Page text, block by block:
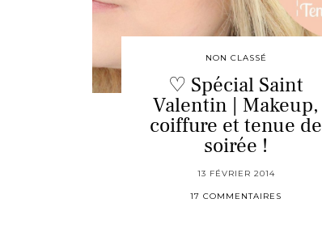
NON CLASSÉ
♡ Spécial Saint
Valentin | Makeup,
coiffure et tenue de
soirée !
13 FÉVRIER 2014
17 COMMENTAIRES